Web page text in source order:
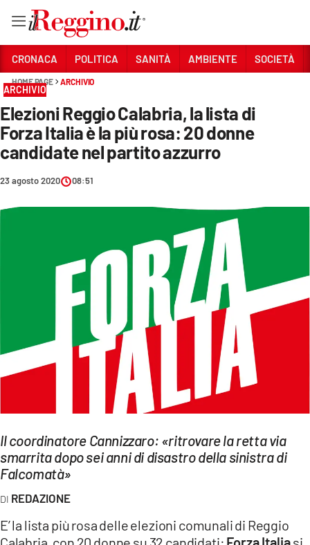
Sezioni
CRONACA
POLITICA
SANITÀ
AMBIENTE
CULTURA
ECONOMIA E LAVORO
SPORT
LAC NETWORK
LAC ONAIR
LaC
Network
CRONACA POLITICA SANITÀ AMBIENTE SOCIETÀ
HOME PAGE ARCHIVIO
ARCHIVIO
Elezioni Reggio Calabria, la lista di
Forza Italia è la più rosa: 20 donne
candidate nel partito azzurro
23 agosto 2020 08:51
Il coordinatore Cannizzaro: «ritrovare la retta via
smarrita dopo sei anni di disastro della sinistra di
Falcomatà»
REDAZIONE
E’ la lista più rosa delle elezioni comunali di Reggio